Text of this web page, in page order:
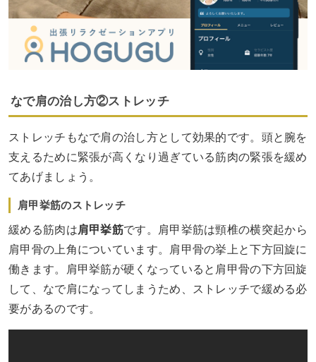
なで肩の治し方②ストレッチ
ストレッチもなで肩の治し方として効果的です。頭と腕を
支えるために緊張が高くなり過ぎている筋肉の緊張を緩め
てあげましょう。
肩甲挙筋のストレッチ
緩める筋肉は肩甲挙筋です。肩甲挙筋は頸椎の横突起から
肩甲骨の上角についています。肩甲骨の挙上と下方回旋に
働きます。肩甲挙筋が硬くなっていると肩甲骨の下方回旋
して、なで肩になってしまうため、ストレッチで緩める必
要があるのです。